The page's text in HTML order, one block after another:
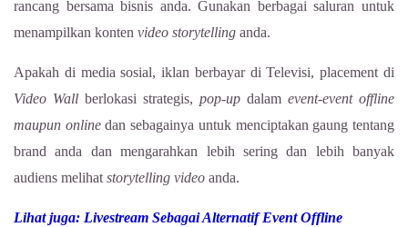
rancang bersama bisnis anda. Gunakan berbagai saluran untuk
menampilkan konten video storytelling anda.
Apakah di media sosial, iklan berbayar di Televisi, placement di
Video Wall berlokasi strategis, pop-up dalam event-event offline
maupun onlinedan sebagainya untuk menciptakan gaung tentang
brand anda dan mengarahkan lebih sering dan lebih banyak
audiens melihatstorytelling video anda.
Lihat juga: Livestream Sebagai Alternatif Event Offline